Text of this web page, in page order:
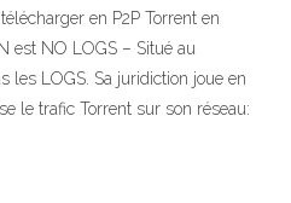
en P2P Torrent en
est NO LOGS – Situé au
les LOGS. Sa juridiction joue en
le trafic Torrent sur son réseau: